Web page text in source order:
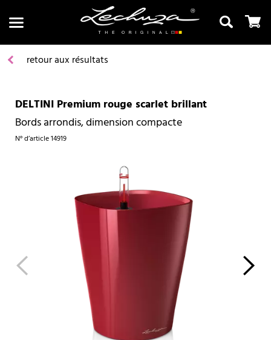
Recherche
retour aux résultats
DELTINI Premium rouge scarlet brillant
Bords arrondis, dimension compacte
N° d’article14919